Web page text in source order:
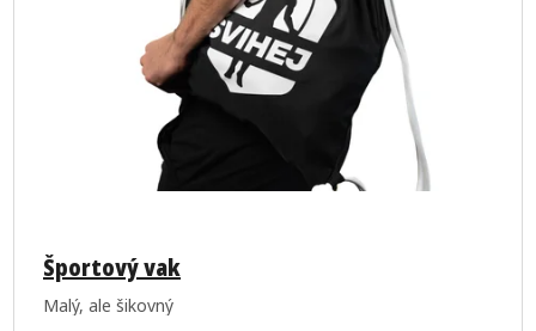
Športový vak
Malý, ale šikovný
hodnotenie
produktu